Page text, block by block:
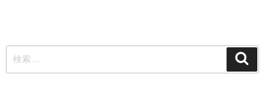
シ
ョ
索: